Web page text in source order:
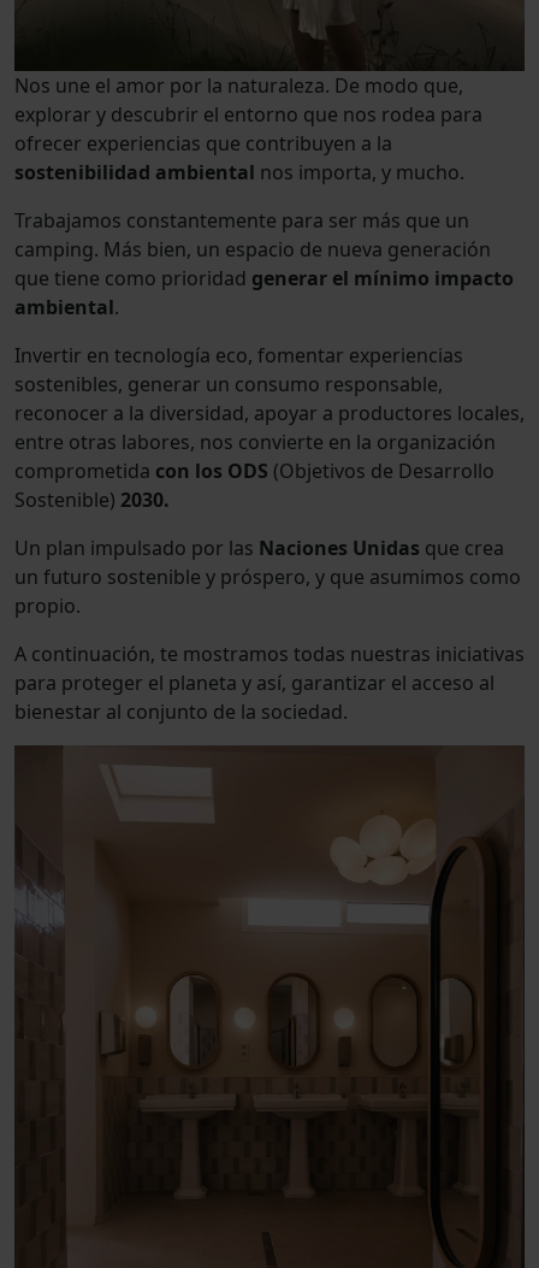
Nos une el amor por la naturaleza. De modo que,
explorar y descubrir el entorno que nos rodea para
ofrecer experiencias que contribuyen a la
sostenibilidad ambiental nos importa, y mucho.
Trabajamos constantemente para ser más que un
camping. Más bien, un espacio de nueva generación
que tiene como prioridad generar el mínimo impacto
ambiental.
Invertir en tecnología eco, fomentar experiencias
sostenibles, generar un consumo responsable,
reconocer a la diversidad, apoyar a productores locales,
entre otras labores, nos convierte en la organización
comprometida con los ODS (Objetivos de Desarrollo
Sostenible) 2030.
Un plan impulsado por las Naciones Unidas que crea
un futuro sostenible y próspero, y que asumimos como
propio.
A continuación, te mostramos todas nuestras iniciativas
para proteger el planeta y así, garantizar el acceso al
bienestar al conjunto de la sociedad.